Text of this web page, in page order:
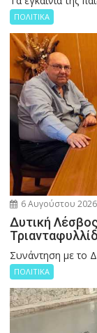
ΠΟΛΙΤΙΚΑ
6 Αυγούστου 2026
Δυτική
Συνάντηση με το
ΠΟΛΙΤΙΚΑ